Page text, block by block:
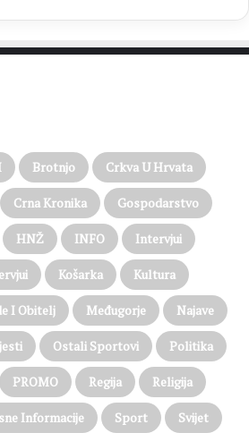
Brotnjo Crkva U Hrvata
Crna Kronika Gospodarstvo
HNŽ INFO Intervjui
Košarka Kultura
I Obitelj Međugorje Najave
Ostali Sportovi Politika
PROMO Regija Religija
Informacije Sport Svijet